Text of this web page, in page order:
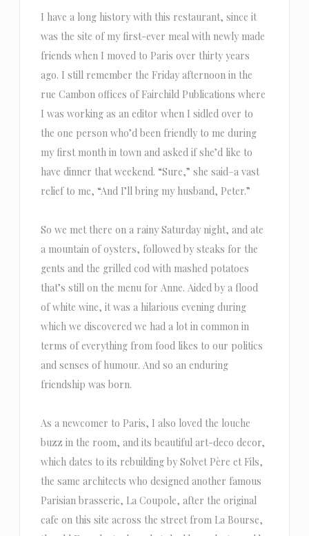
I have a long history with this restaurant, since it
was the site of my first-ever meal with newly made
friends when I moved to Paris over thirty years
ago. I still remember the Friday afternoon in the
rue Cambon offices of Fairchild Publications where
I was working as an editor when I sidled over to
the one person who’d been friendly to me during
my first month in town and asked if she’d like to
have dinner that weekend. “Sure,” she said–a vast
relief to me, “And I’ll bring my husband, Peter.”
So we met there on a rainy Saturday night, and ate
a mountain of oysters, followed by steaks for the
gents and the grilled cod with mashed potatoes
that’s still on the menu for Anne. Aided by a flood
of white wine, it was a hilarious evening during
which we discovered we had a lot in common in
terms of everything from food likes to our politics
and senses of humour. And so an enduring
friendship was born.
As a newcomer to Paris, I also loved the louche
buzz in the room, and its beautiful art-deco decor,
which dates to its rebuilding by Solvet Père et Fils,
the same architects who designed another famous
Parisian brasserie, La Coupole, after the original
cafe on this site across the street from La Bourse,